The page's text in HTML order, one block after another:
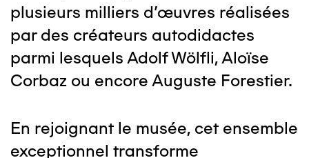
plusieurs milliers d’œuvres réalisées
par des créateurs autodidactes
parmi lesquels Adolf Wölfli, Aloïse
Corbaz ou encore Auguste Forestier.
En rejoignant le musée, cet ensemble
exceptionnel transforme